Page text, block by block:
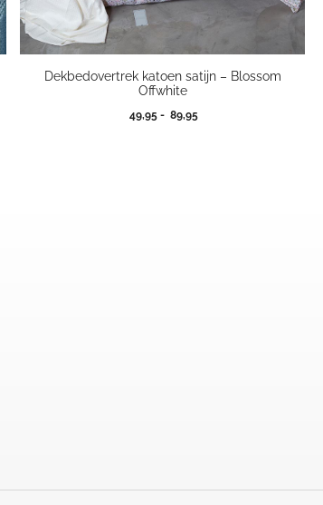
Dekbedovertrek katoen satijn – Blossom
Offwhite
49,95 - 89,95Prijsklasse: